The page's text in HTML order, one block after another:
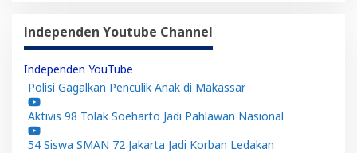
Independen Youtube Channel
Independen YouTube
Polisi Gagalkan Penculik Anak di Makassar
Aktivis 98 Tolak Soeharto Jadi Pahlawan Nasional
54 Siswa SMAN 72 Jakarta Jadi Korban Ledakan